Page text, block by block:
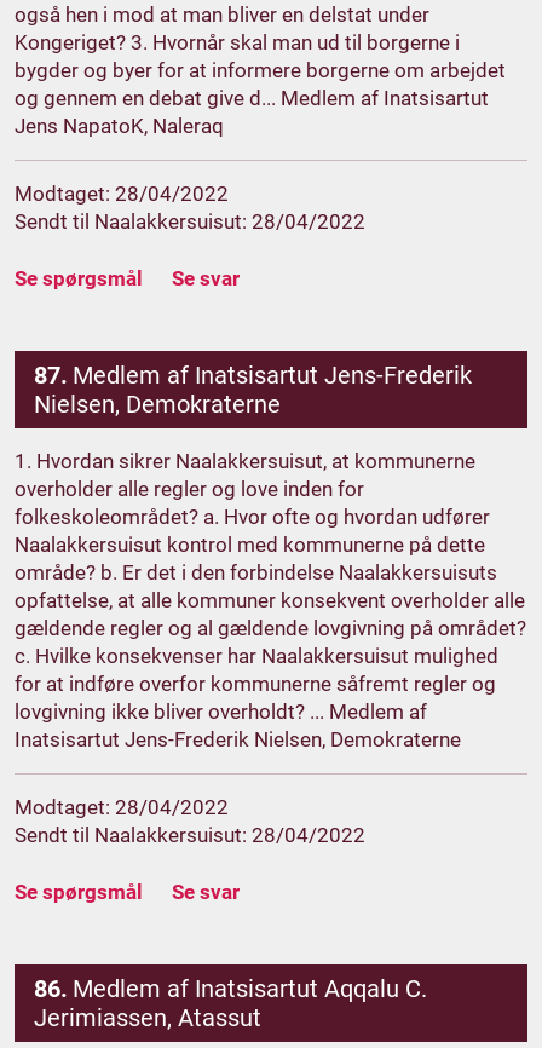
også hen i mod at man bliver en delstat under
Kongeriget? 3. Hvornår skal man ud til borgerne i
bygder og byer for at informere borgerne om arbejdet
og gennem en debat give d... Medlem af Inatsisartut
Jens NapatoK, Naleraq
Modtaget: 28/04/2022
Sendt til Naalakkersuisut: 28/04/2022
Se spørgsmål Se svar
87. Medlem af Inatsisartut Jens-Frederik
Nielsen, Demokraterne
1. Hvordan sikrer Naalakkersuisut, at kommunerne
overholder alle regler og love inden for
folkeskoleområdet? a. Hvor ofte og hvordan udfører
Naalakkersuisut kontrol med kommunerne på dette
område? b. Er det i den forbindelse Naalakkersuisuts
opfattelse, at alle kommuner konsekvent overholder alle
gældende regler og al gældende lovgivning på området?
c. Hvilke konsekvenser har Naalakkersuisut mulighed
for at indføre overfor kommunerne såfremt regler og
lovgivning ikke bliver overholdt? ... Medlem af
Inatsisartut Jens-Frederik Nielsen, Demokraterne
Modtaget: 28/04/2022
Sendt til Naalakkersuisut: 28/04/2022
Se spørgsmål Se svar
86. Medlem af Inatsisartut Aqqalu C.
Jerimiassen, Atassut